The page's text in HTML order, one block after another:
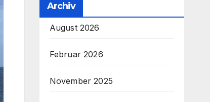
Archiv
August 2026
Februar 2026
November 2025